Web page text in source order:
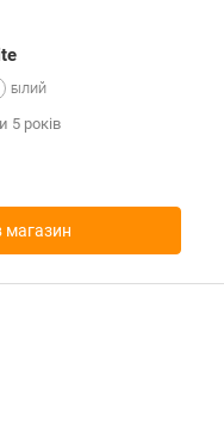
5 років
магазин